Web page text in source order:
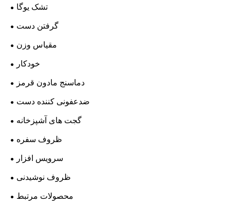
تشک یوگا
گرفتن دست
مقیاس وزن
خودکار
دماسنج مادون قرمز
ضدعفونی کننده دست
گجت های آشپزخانه
ظروف سفره
سرویس افزار
ظروف نوشیدنی
محصولات مرتبط